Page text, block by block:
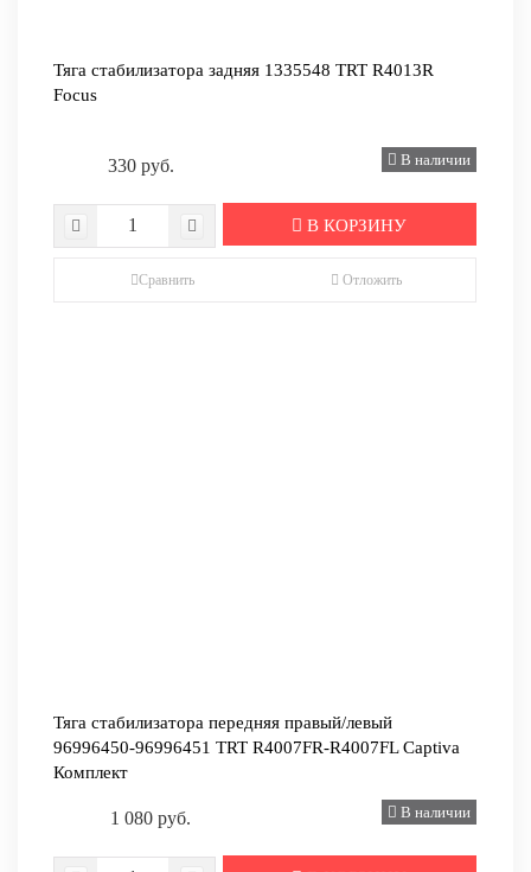
Тяга стабилизатора задняя 1335548 TRT R4013R
Focus
330 руб. В наличии
В КОРЗИНУ
Сравнить Отложить
Тяга стабилизатора передняя правый/левый
96996450-96996451 TRT R4007FR-R4007FL Captiva
Комплект
1 080 руб. В наличии